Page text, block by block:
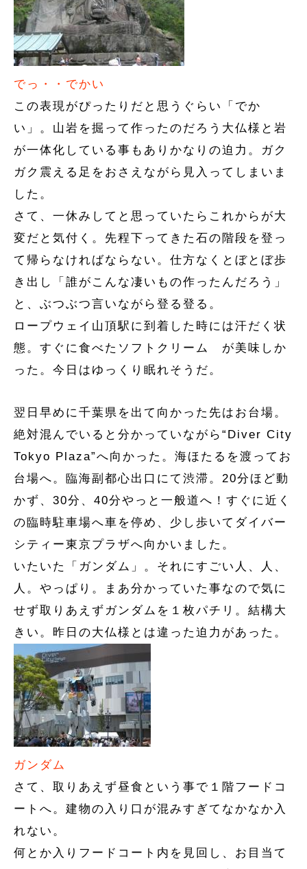
でっ・・でかい
この表現がぴったりだと思うぐらい「でか
い」。山岩を掘って作ったのだろう大仏様と岩
が一体化している事もありかなりの迫力。ガク
ガク震える足をおさえながら見入ってしまいま
した。
さて、一休みしてと思っていたらこれからが大
変だと気付く。先程下ってきた石の階段を登っ
て帰らなければならない。仕方なくとぼとぼ歩
き出し「誰がこんな凄いもの作ったんだろう」
と、ぶつぶつ言いながら登る登る。
ロープウェイ山頂駅に到着した時には汗だく状
態。すぐに食べたソフトクリーム
が美味しか
った。今日はゆっくり眠れそうだ。
翌日早めに千葉県を出て向かった先はお台場。
絶対混んでいると分かっていながら“Diver City
Tokyo Plaza”へ向かった。海ほたるを渡ってお
台場へ。臨海副都心出口にて渋滞。20分ほど動
かず、30分、40分やっと一般道へ！すぐに近く
の臨時駐車場へ車を停め、少し歩いてダイバー
シティー東京プラザへ向かいました。
いたいた「ガンダム」。それにすごい人、人、
人。やっぱり。まあ分かっていた事なので気に
せず取りあえずガンダムを１枚パチリ。結構大
きい。昨日の大仏様とは違った迫力があった。
ガンダム
さて、取りあえず昼食という事で１階フードコ
ートへ。建物の入り口が混みすぎてなかなか入
れない。
何とか入りフードコート内を見回し、お目当て